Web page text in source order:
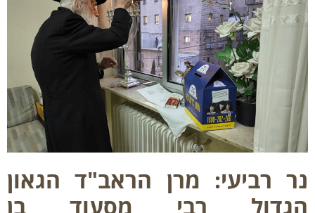
רביעי: מרן הראב"ד הגאון
רבי מסעוד בן